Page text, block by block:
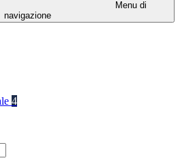
Menu di
navigazione
4